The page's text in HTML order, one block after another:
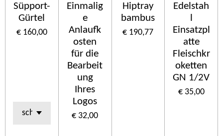
Süpport-
Gürtel
€ 160,00
Einmalig
e
Anlaufk
osten
für die
Bearbeit
ung
Ihres
Logos
€ 32,00
Hiptray
bambus
€ 190,77
Edelstah
Einsatzpl
atte
Fleischkr
oketten
GN 1/2V
€ 35,00